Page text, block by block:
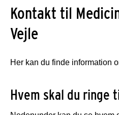
Kontakt til
Vejle
Her kan du finde information
Hvem skal du ringe